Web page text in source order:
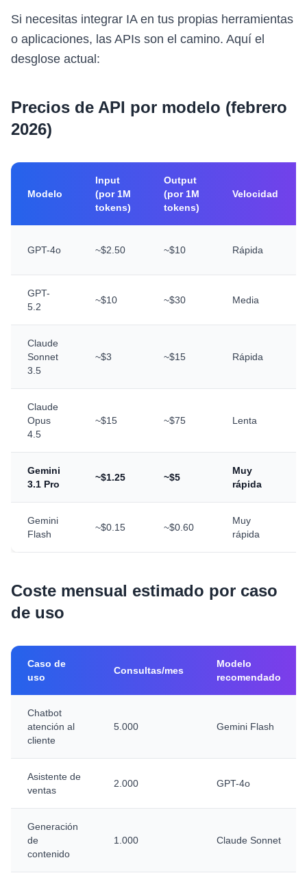
Si necesitas integrar IA en tus propias herramientas
o aplicaciones, las APIs son el camino. Aquí el
desglose actual:
Precios de API por modelo (febrero
2026)
Modelo
Input
(por 1M
tokens)
Output
(por 1M
tokens)
Velocidad
GPT-4o ~$2.50 ~$10 Rápida
GPT-
5.2
~$10 ~$30 Media
Claude
Sonnet
3.5
~$3 ~$15 Rápida
Claude
Opus
4.5
~$15 ~$75 Lenta
Gemini
3.1 Pro
~$1.25 ~$5
Muy
rápida
Gemini
Flash
~$0.15 ~$0.60
Muy
rápida
Coste mensual estimado por caso
de uso
Caso de
uso
Consultas/mes
Modelo
recomendado
Chatbot
atención al
cliente
5.000 Gemini Flash
Asistente de
ventas
2.000 GPT-4o
Generación
de
contenido
1.000 Claude Sonnet